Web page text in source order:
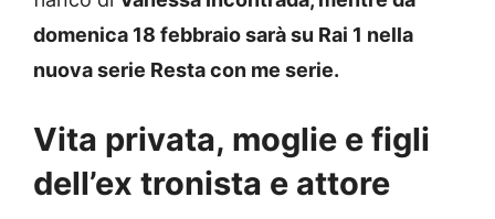
domenica 18 febbraio sarà su Rai 1 nella
nuova serie Resta con me serie.
Vita privata, moglie e figli
dell’ex tronista e attore